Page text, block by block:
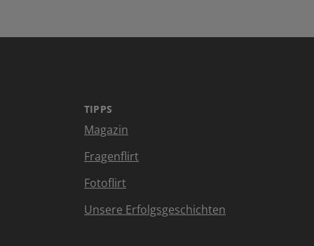
TIPPS
Magazin
Fragenflirt
Fotoflirt
Unsere Erfolgsgeschichten